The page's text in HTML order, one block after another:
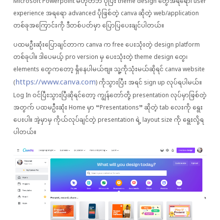
experience အရရော advanced ပိုဖြစ်တဲ့ canva ဆိုတဲ့ web/application
တစ်ခုအကြောင်းကို ဒီတစ်ပတ်မှာ ပြောပြပေးချင်ပါတယ်။
ပထမဦးဆုံးပြောချင်တာက canva က free ပေးသုံးတဲ့ design platform
တစ်ခုပါ။ ဒါပေမယ့် pro version မှ ပေးသုံးတဲ့ theme design တွေ၊
elements ‌တွေကတော့ ရှိနေပါမယ်ဗျ။ သူ့ကိုသုံးမယ်ဆိုရင် canva website
(https://www.canva.com) ကိုသွားပြီး အရင် sign up လုပ်ရပါမယ်။
Log In ဝင်ပြီးသွားပြီဆိုရင်တော့ ကျွန်တော်တို့ presentation လုပ်မှာဖြစ်တဲ့
အတွက် ပထမဦးဆုံး Home မှာ “Presentations” ဆိုတဲ့ tab လေးကို ရွေး
ပေးပါ။ အဲ့မှာမှ ကိုယ်လုပ်ချင်တဲ့ presentation ရဲ့ layout size ကို ရွေးလို့ရ
ပါတယ်။